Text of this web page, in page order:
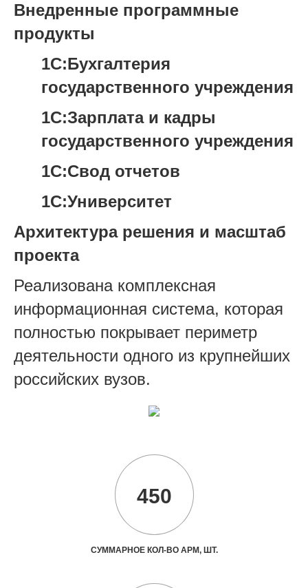
Внедренные программные
продукты
1С:Бухгалтерия
государственного учреждения
1С:Зарплата и кадры
государственного учреждения
1С:Свод отчетов
1С:Университет
Архитектура решения и масштаб
проекта
Реализована комплексная
информационная система, которая
полностью покрывает периметр
деятельности одного из крупнейших
российских вузов.
450
СУММАРНОЕ КОЛ-ВО АРМ, ШТ.